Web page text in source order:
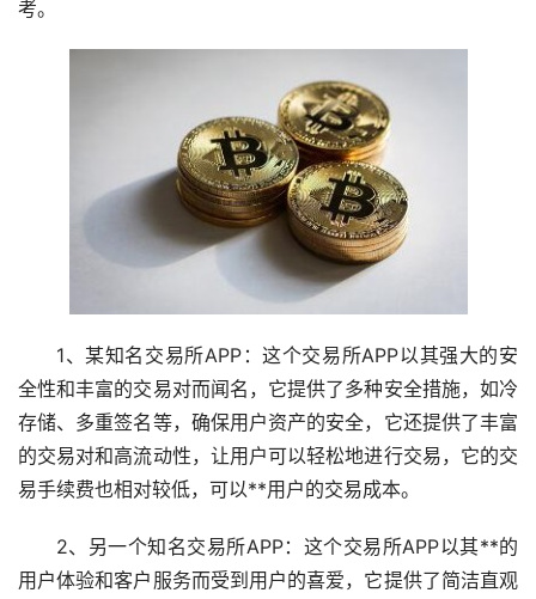
考。
1、某知名交易所APP：这个交易所APP以其强大的安
全性和丰富的交易对而闻名，它提供了多种安全措施，如冷
存储、多重签名等，确保用户资产的安全，它还提供了丰富
的交易对和高流动性，让用户可以轻松地进行交易，它的交
易手续费也相对较低，可以**用户的交易成本。
2、另一个知名交易所APP：这个交易所APP以其**的
用户体验和客户服务而受到用户的喜爱，它提供了简洁直观